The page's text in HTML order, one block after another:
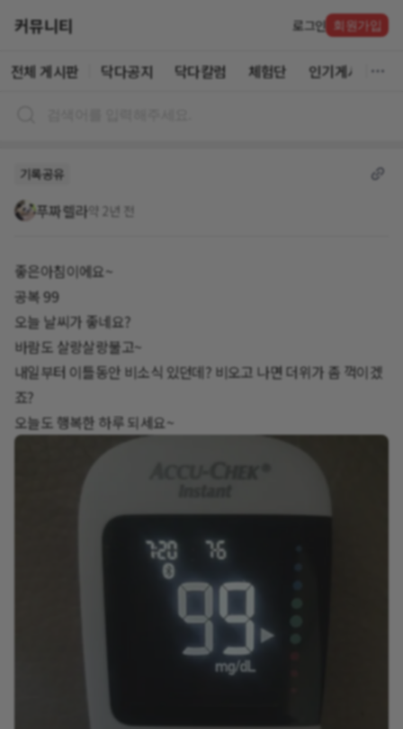
커뮤니티 로그인 회원가입
전체 게시판 닥다공지 닥다칼럼 체험단 인기게시글
기록공유
푸짜렐라약 2년 전
좋은아침이에요~
공복 99
오늘 날씨가 좋네요?
바람도 살랑살랑불고~
내일부터 이틀동안 비소식 있던데? 비오고 나면 더위가 좀 꺽이겠
죠?
오늘도 행복한 하루 되세요~